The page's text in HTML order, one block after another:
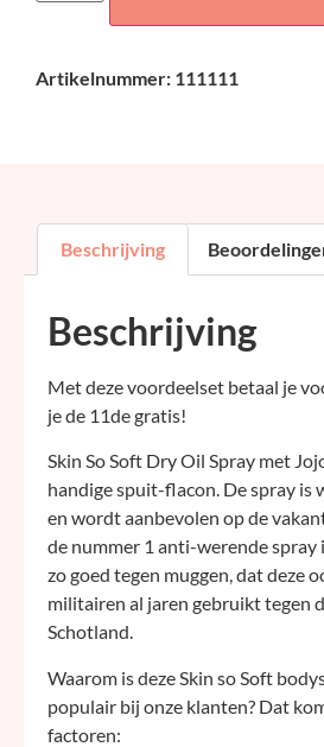
Artikelnummer: 111111
Beschrijving
Beschrijving
Met deze voordeelset betaal je
je de 11de gratis!
Skin So Soft Dry Oil Spray met
handige spuit-flacon. De spray is
en wordt aanbevolen op de
de nummer 1 anti-werende spray
zo goed tegen muggen, dat deze
militairen al jaren gebruikt tegen
Schotland.
Waarom is deze Skin so Soft
populair bij onze klanten? Dat
factoren: